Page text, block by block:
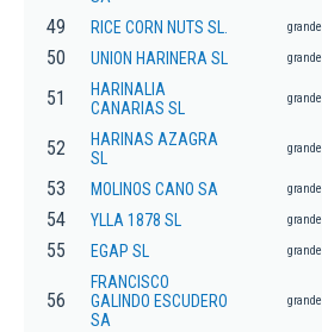
49 RICE CORN NUTS SL. grande
50 UNION HARINERA SL grande
51
HARINALIA
CANARIAS SL
grande
52
HARINAS AZAGRA
SL
grande
53 MOLINOS CANO SA grande
54 YLLA 1878 SL grande
55 EGAP SL grande
56
FRANCISCO
GALINDO ESCUDERO
SA
grande